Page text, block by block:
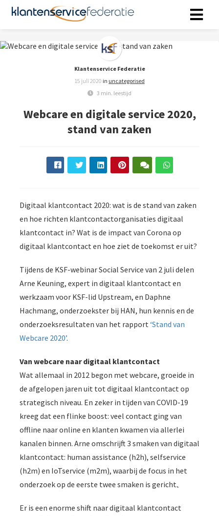
Klantenservice Federatie
15 juli 2020 in uncategorised
3 min. leestijd
Webcare en digitale service 2020,
stand van zaken
Digitaal klantcontact 2020: wat is de stand van zaken
en hoe richten klantcontactorganisaties digitaal
klantcontact in? Wat is de impact van Corona op
digitaal klantcontact en hoe ziet de toekomst er uit?
Tijdens de KSF-webinar Social Service van 2 juli delen
Arne Keuning, expert in digitaal klantcontact en
werkzaam voor KSF-lid Upstream, en Daphne
Hachmang, onderzoekster bij HAN, hun kennis en de
onderzoeksresultaten van het rapport‘Stand van
Webcare 2020’.
Van webcare naar digitaal klantcontact
Wat allemaal in 2012 begon met webcare, groeide in
de afgelopen jaren uit tot digitaal klantcontact op
strategisch niveau. En zeker in tijden van COVID-19
kreeg dat een flinke boost: veel contact ging van
offline naar online en klanten kwamen via allerlei
kanalen binnen. Arne omschrijft 3 smaken van digitaal
klantcontact: human assistance (h2h), selfservice
(h2m) en IoTservice (m2m), waarbij de focus in het
onderzoek op de eerste twee smaken is gericht.
Er is een enorme shift naar digitaal klantcontact
kan de
over
op
te
Hierdoor
website-